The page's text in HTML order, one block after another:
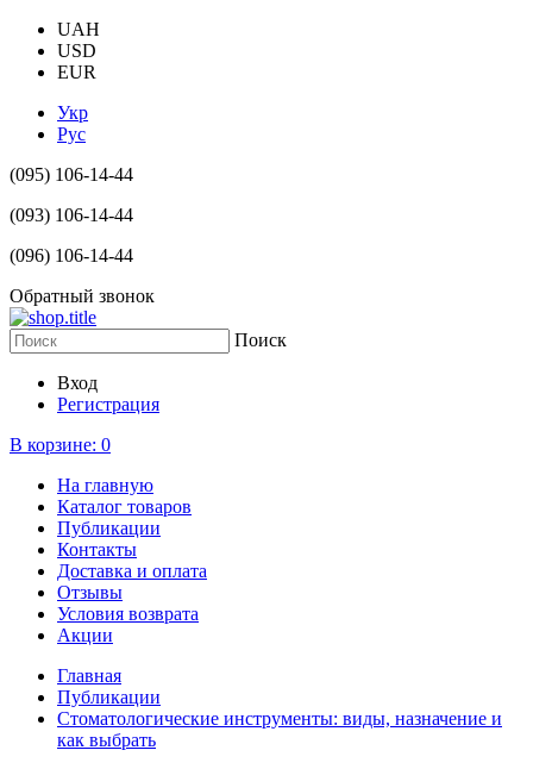
UAH
USD
EUR
Укр
Рус
(095) 106-14-44
(093) 106-14-44
(096) 106-14-44
Обратный звонок
Поиск
Вход
Регистрация
В корзине: 0
На главную
Каталог товаров
Публикации
Контакты
Доставка и оплата
Отзывы
Условия возврата
Акции
Главная
Публикации
Стоматологические инструменты: виды, назначение и
как выбрать